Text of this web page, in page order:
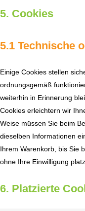
5. Cookies
5.1 Technische
Einige Cookies stellen
ordnungsgemäß
weiterhin in Erinnerung
Cookies erleichtern wir
Weise müssen Sie beim
dieselben Informationen
Ihrem Warenkorb, bis Sie
ohne Ihre Einwilligung
6. Platzierte